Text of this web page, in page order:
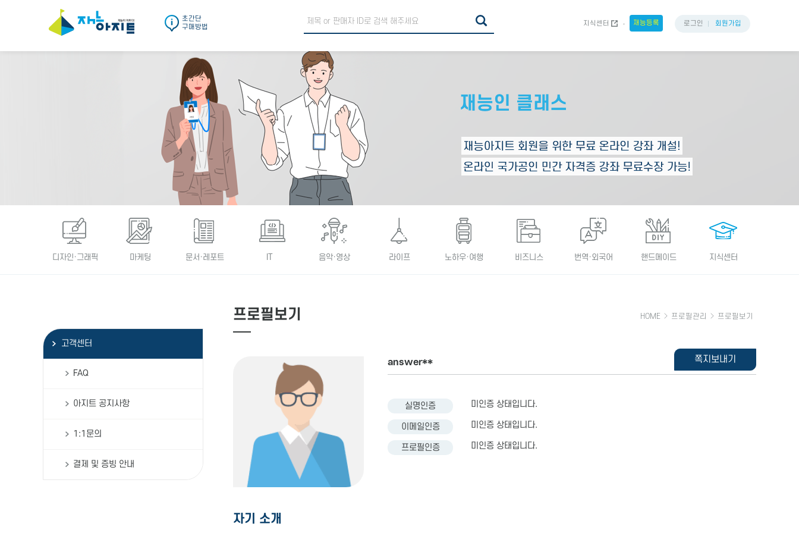
초간단
구매방법
지식센터 재능등록 로그인 회원가입
디자인·그래픽 마케팅 문서·레포트 음악·영상 라이프 노하우·여행 비즈니스 번역·외국어 핸드메이드 지식센터
고객센터
FAQ
아지트 공지사항
1:1문의
결제 및 증빙 안내
프로필보기 HOME 프로필관리 프로필보기
answer** 쪽지보내기
실명인증 미인증 상태입니다.
이메일인증 미인증 상태입니다.
프로필인증 미인증 상태입니다.
자기 소개